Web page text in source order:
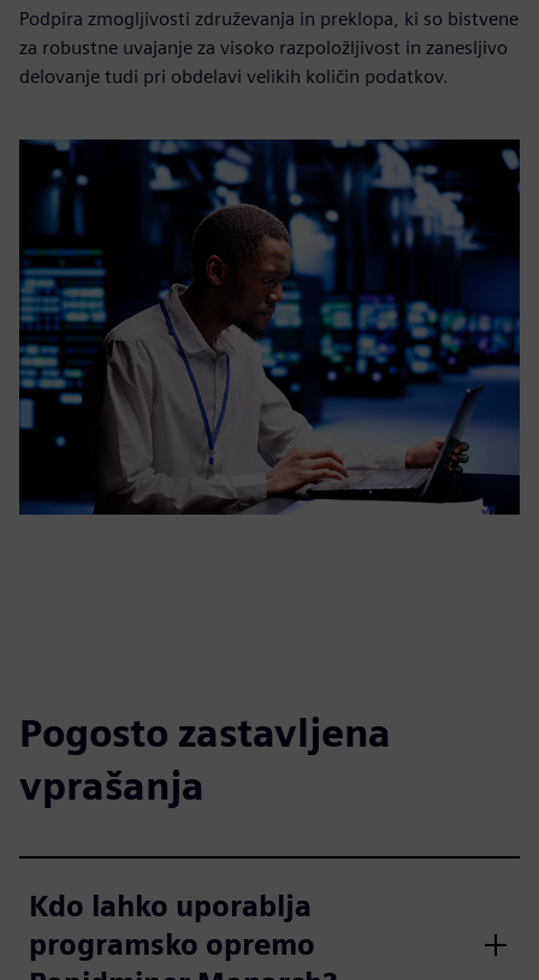
Podpira zmogljivosti združevanja in preklopa, ki so bistvene
za robustne uvajanje za visoko razpoložljivost in zanesljivo
delovanje tudi pri obdelavi velikih količin podatkov.
Pogosto zastavljena
vprašanja
Kdo lahko uporablja
programsko opremo